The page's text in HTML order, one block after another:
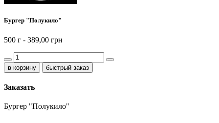
Бургер "Полукило"
500 г - 389,00 грн
быстрый заказ
Заказать
Бургер "Полукило"